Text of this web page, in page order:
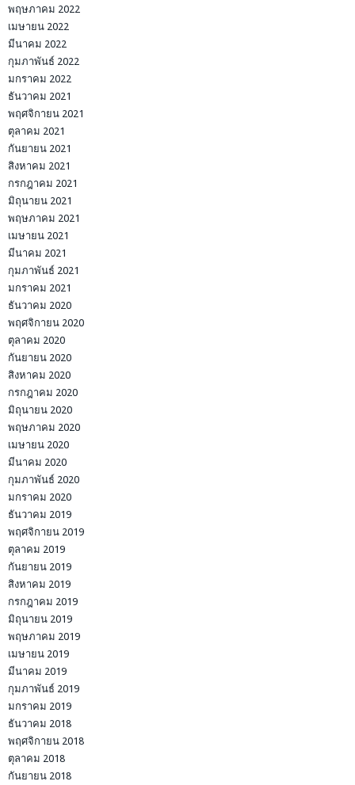
พฤษภาคม 2022
เมษายน 2022
มีนาคม 2022
กุมภาพันธ์ 2022
มกราคม 2022
ธันวาคม 2021
พฤศจิกายน 2021
ตุลาคม 2021
กันยายน 2021
สิงหาคม 2021
กรกฎาคม 2021
มิถุนายน 2021
พฤษภาคม 2021
เมษายน 2021
มีนาคม 2021
กุมภาพันธ์ 2021
มกราคม 2021
ธันวาคม 2020
พฤศจิกายน 2020
ตุลาคม 2020
กันยายน 2020
สิงหาคม 2020
กรกฎาคม 2020
มิถุนายน 2020
พฤษภาคม 2020
เมษายน 2020
มีนาคม 2020
กุมภาพันธ์ 2020
มกราคม 2020
ธันวาคม 2019
พฤศจิกายน 2019
ตุลาคม 2019
กันยายน 2019
สิงหาคม 2019
กรกฎาคม 2019
มิถุนายน 2019
พฤษภาคม 2019
เมษายน 2019
มีนาคม 2019
กุมภาพันธ์ 2019
มกราคม 2019
ธันวาคม 2018
พฤศจิกายน 2018
ตุลาคม 2018
กันยายน 2018